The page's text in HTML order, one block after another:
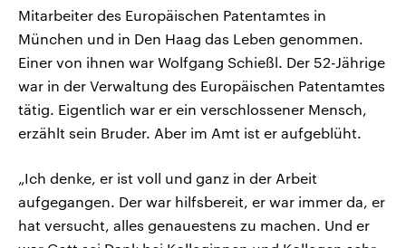
Mitarbeiter des Europäischen Patentamtes in
München und in Den Haag das Leben genommen.
Einer von ihnen war Wolfgang Schießl. Der 52-Jährige
war in der Verwaltung des Europäischen Patentamtes
tätig. Eigentlich war er ein verschlossener Mensch,
erzählt sein Bruder. Aber im Amt ist er aufgeblüht.
„Ich denke, er ist voll und ganz in der Arbeit
aufgegangen. Der war hilfsbereit, er war immer da, er
hat versucht, alles genauestens zu machen. Und er